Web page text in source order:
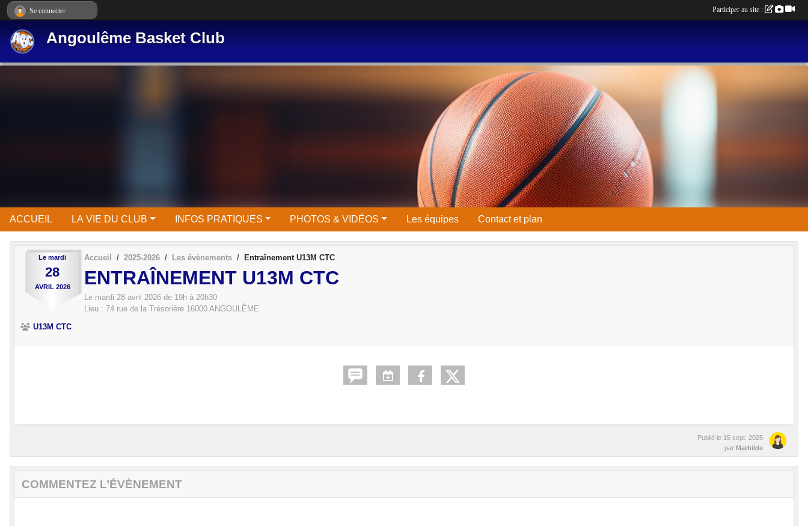
Angoulême Basket Club
ACCUEIL LA VIE DU CLUB INFOS PRATIQUES PHOTOS & VIDÉOS Les équipes Contact et plan
Le mardi
28
AVRIL 2026
Accueil 2025-2026 Les évènements Entraînement U13M CTC
ENTRAÎNEMENT U13M CTC
Le mardi 28 avril 2026 de 19h à 20h30
Lieu : 74 rue de la Trésorière 16000 ANGOULÊME
U13M CTC
Publié le 15 sept. 2025
par Mathilde
COMMENTEZ L’ÉVÈNEMENT
Se connecter Participer au site :
Panneau de gestion des cookies